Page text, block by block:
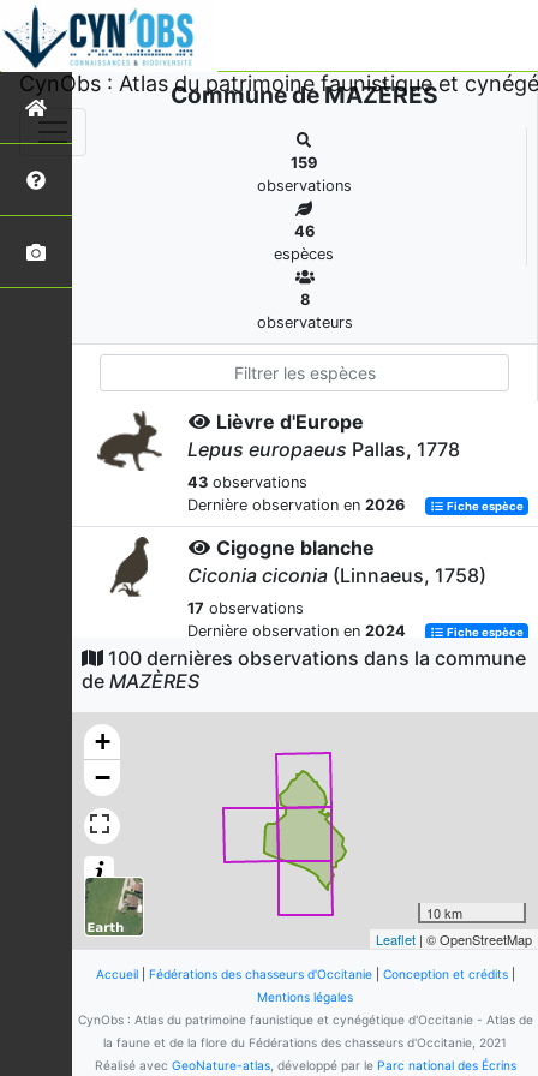
CynObs : Atlas du patrimoine faunistique et
Commune de MAZÈRES
159
observations
46
espèces
8
observateurs
Lièvre d'Europe
Lepus europaeus Pallas, 1778
43 observations
Dernière observation en 2026 Fiche espèce
Cigogne blanche
Ciconia ciconia (Linnaeus, 1758)
17 observations
Dernière observation en 2024 Fiche espèce
Renard roux
Dernière observation en
Effraie des clochers
Tyto alba affinis(Blyth, 1862)
observations
Dernière observation en
Podiceps cristatus(Linnaeus, 1758)
Dernière observation en
Sarcelle d'hiver
100 dernières observations dans la commune
de MAZÈRES
+
−
10 km
Leaflet | © OpenStreetMap
Accueil| Fédérations des chasseurs d'Occitanie| Conception et crédits|
Mentions légales
CynObs : Atlas du patrimoine faunistique et cynégétique d'Occitanie - Atlas de
la faune et de la flore du Fédérations des chasseurs d'Occitanie, 2021
Réalisé avec GeoNature-atlas, développé par le Parc national des Écrins